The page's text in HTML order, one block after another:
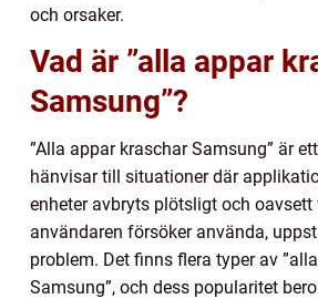
och orsaker.
Vad är ”alla appar
Samsung”?
”Alla appar kraschar Samsung” är
hänvisar till situationer där
enheter avbryts plötsligt och oavsett
användaren försöker använda,
problem. Det finns flera typer av
Samsung”, och dess popularitet